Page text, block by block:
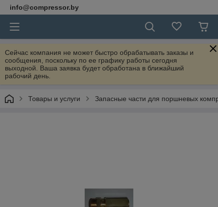
info@compressor.by
Сейчас компания не может быстро обрабатывать заказы и
сообщения, поскольку по ее графику работы сегодня
выходной. Ваша заявка будет обработана в ближайший
рабочий день.
Товары и услуги Запасные части для поршневых